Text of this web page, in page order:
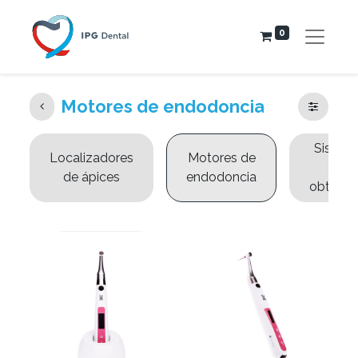
0
Motores de endodoncia
Localizadores
de ápices
Motores de
endodoncia